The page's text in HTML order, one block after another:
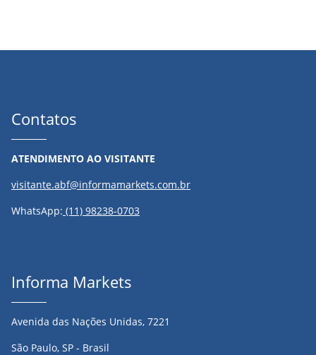
Contatos
ATENDIMENTO AO VISITANTE
visitante.abf@informamarkets.com.br
WhatsApp: (11) 98238-0703
Informa Markets
Avenida das Nações Unidas, 7221
São Paulo, SP - Brasil